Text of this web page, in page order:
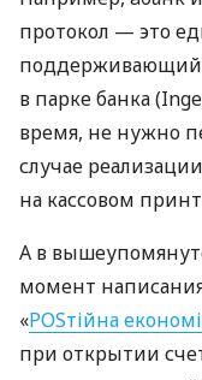
протокол — это
поддерживающий
в парке банка
время, не нужно
случае
на кассовом
А в
момент
«POSтійна
при открытии